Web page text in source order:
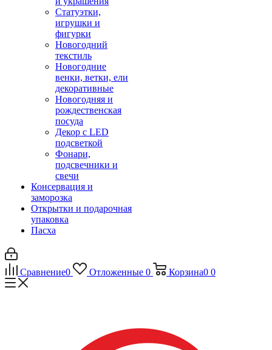
Статуэтки,
игрушки и
фигурки
Новогодний
текстиль
Новогодние
венки, ветки, ели
декоративные
Новогодняя и
рождественская
посуда
Декор с LED
подсветкой
Фонари,
подсвечники и
свечи
Консервация и
заморозка
Открытки и подарочная
упаковка
Пасха
Сравнение0 Отложенные 0 Корзина0 0